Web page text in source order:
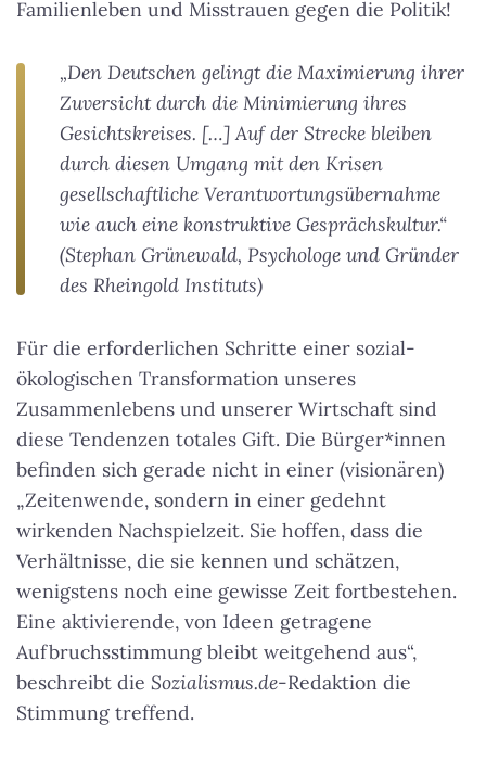
Familienleben und Misstrauen gegen die Politik!
„Den Deutschen gelingt die Maximierung ihrer
Zuversicht durch die Minimierung ihres
Gesichtskreises. […] Auf der Strecke bleiben
durch diesen Umgang mit den Krisen
gesellschaftliche Verantwortungsübernahme
wie auch eine konstruktive Gesprächskultur.“
(Stephan Grünewald, Psychologe und Gründer
des Rheingold Instituts)
Für die erforderlichen Schritte einer sozial-
ökologischen Transformation unseres
Zusammenlebens und unserer Wirtschaft sind
diese Tendenzen totales Gift. Die Bürger*innen
befinden sich gerade nicht in einer (visionären)
„Zeitenwende, sondern in einer gedehnt
wirkenden Nachspielzeit. Sie hoffen, dass die
Verhältnisse, die sie kennen und schätzen,
wenigstens noch eine gewisse Zeit fortbestehen.
Eine aktivierende, von Ideen getragene
Aufbruchsstimmung bleibt weitgehend aus“,
beschreibt die Sozialismus.de-Redaktion die
Stimmung treffend.